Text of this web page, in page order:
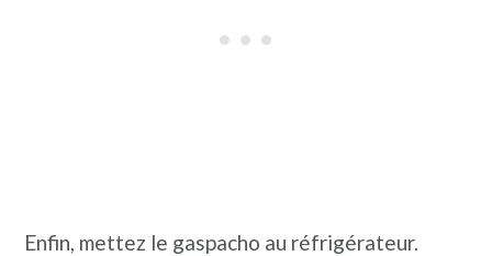
Enfin, mettez le gaspacho au réfrigérateur.